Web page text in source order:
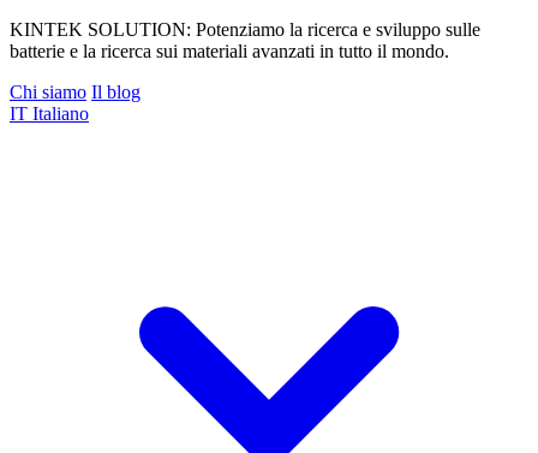
KINTEK SOLUTION: Potenziamo la ricerca e sviluppo sulle
batterie e la ricerca sui materiali avanzati in tutto il mondo.
Chi siamo Il blog
IT Italiano